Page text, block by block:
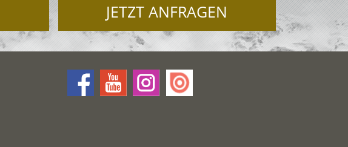
JETZT ANFRAGEN